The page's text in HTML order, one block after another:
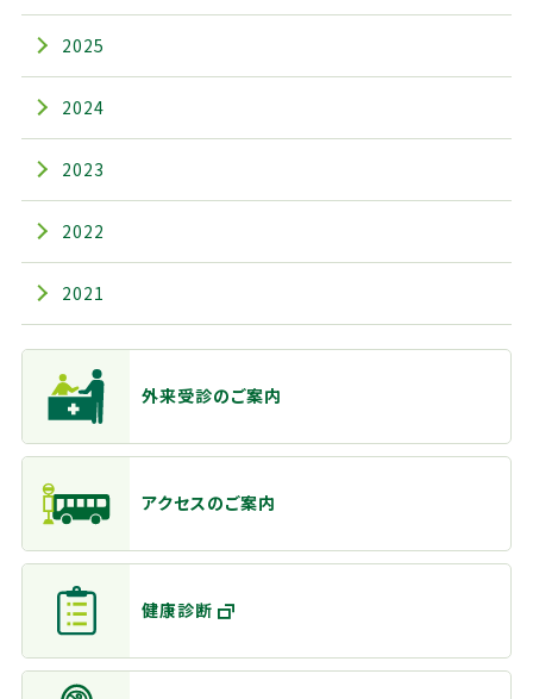
2025
2024
2023
2022
2021
主なメニュー
外来受診のご案内
アクセスのご案内
健康診断